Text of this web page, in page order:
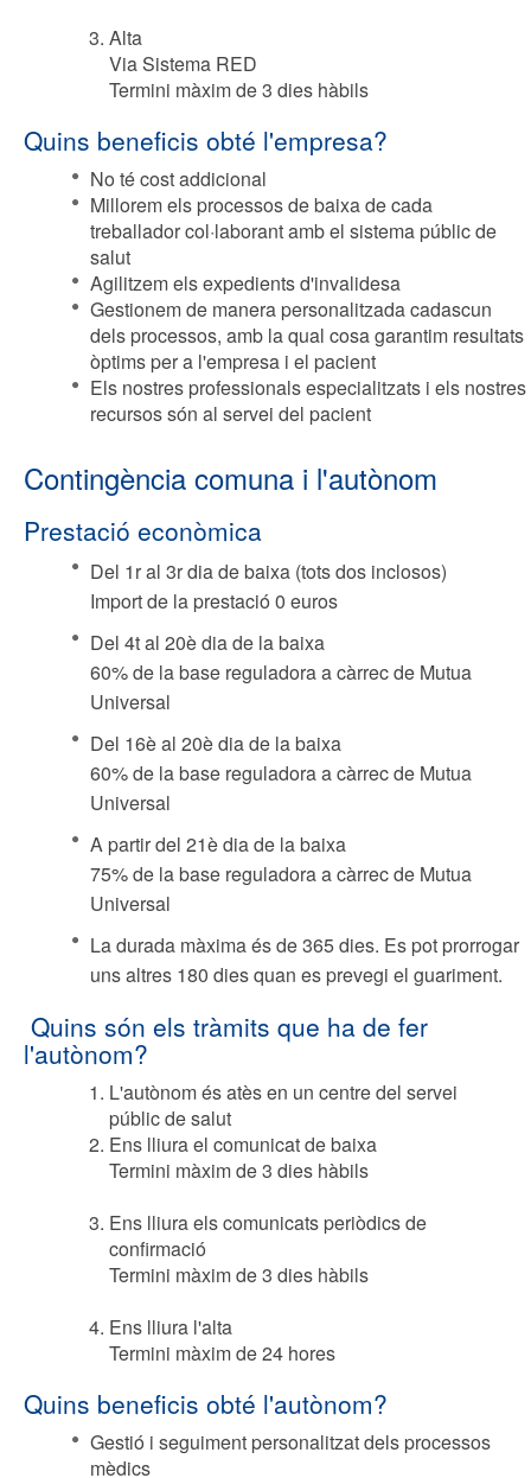
Alta
Via Sistema RED
Termini màxim de 3 dies hàbils
Quins beneficis obté l'empresa?
No té cost addicional
Millorem els processos de baixa de cada
treballador col·laborant amb el sistema públic de
salut
Agilitzem els expedients d'invalidesa
Gestionem de manera personalitzada cadascun
dels processos, amb la qual cosa garantim resultats
òptims per a l'empresa i el pacient
Els nostres professionals especialitzats i els nostres
recursos són al servei del pacient
Contingència comuna i l'autònom
Prestació econòmica
Del 1r al 3r dia de baixa (tots dos inclosos)
Import de la prestació 0 euros
Del 4t al 20è dia de la baixa
60% de la base reguladora a càrrec de Mutua
Universal
Del 16è al 20è dia de la baixa
60% de la base reguladora a càrrec de Mutua
Universal
A partir del 21è dia de la baixa
75% de la base reguladora a càrrec de Mutua
Universal
La durada màxima és de 365 dies. Es pot prorrogar
uns altres 180 dies quan es prevegi el guariment.
Quins són els tràmits que ha de fer
l'autònom?
L'autònom és atès en un centre del servei
públic de salut
Ens lliura el comunicat de baixa
Termini màxim de 3 dies hàbils
Ens lliura els comunicats periòdics de
confirmació
Termini màxim de 3 dies hàbils
Ens lliura l'alta
Termini màxim de 24 hores
Quins beneficis obté l'autònom?
Gestió i seguiment personalitzat dels processos
mèdics